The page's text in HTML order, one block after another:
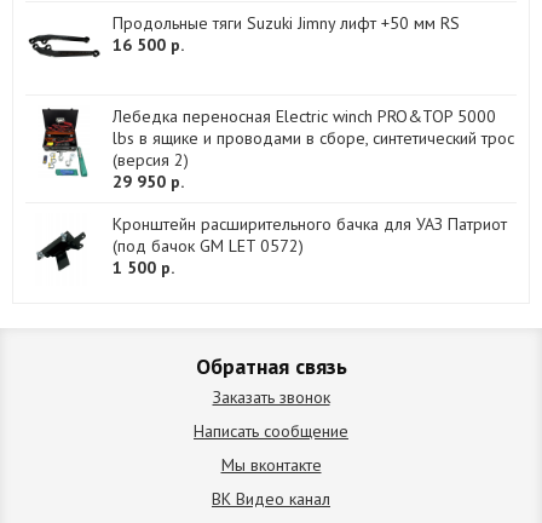
Продольные тяги Suzuki Jimny лифт +50 мм RS
16 500 р.
Лебедка переносная Electric winch PRO&TOP 5000
lbs в ящике и проводами в сборе, синтетический трос
(версия 2)
29 950 р.
Кронштейн расширительного бачка для УАЗ Патриот
(под бачок GM LET 0572)
1 500 р.
Обратная связь
Заказать звонок
Написать сообщение
Мы вконтакте
ВК Видео канал